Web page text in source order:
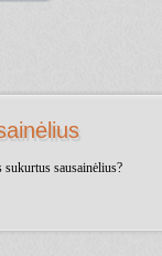
sausainėlius?